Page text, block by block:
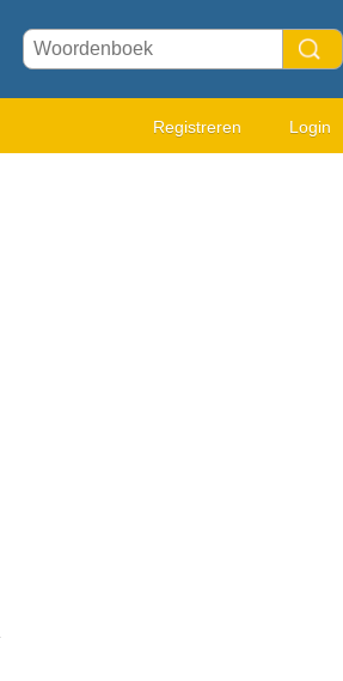
Registreren Login